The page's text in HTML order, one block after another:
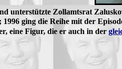
unterstützte Zollamtsrat
ging die Reihe mit der
eine Figur, die er auch in der